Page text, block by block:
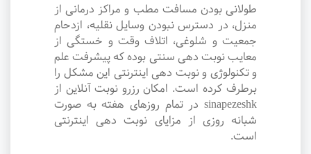
طولانی بودن مسافت مطب و مراکز درمانی از
منزل، در دسترس نبودن وسایل نقلیه، ازدحام
جمعیت و شلوغی، اتلاف وقت و خستگی از
معایب نوبت دهی سنتی بوده که پیشرفت علم
و تکنولوژی و نوبت دهی اینترنتی این مشکل را
برطرف کرده است. امکان رزرو نوبت آنلاین از
sinapezeshk در تمام روزهای هفته به صورت
شبانه روزی از مزایای نوبت دهی اینترنتی
است.